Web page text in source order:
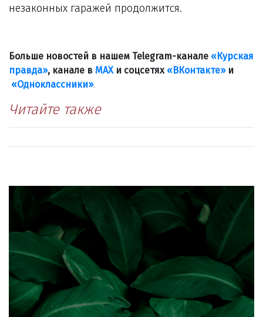
незаконных гаражей продолжится.
Больше новостей в нашем Telegram-канале «Курская
правда», канале в МАХи соцсетях «ВКонтакте»и
«Одноклассники».
Читайте также